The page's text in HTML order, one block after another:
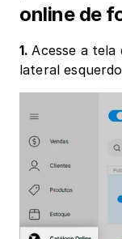
online de
1. Acesse a tela
lateral